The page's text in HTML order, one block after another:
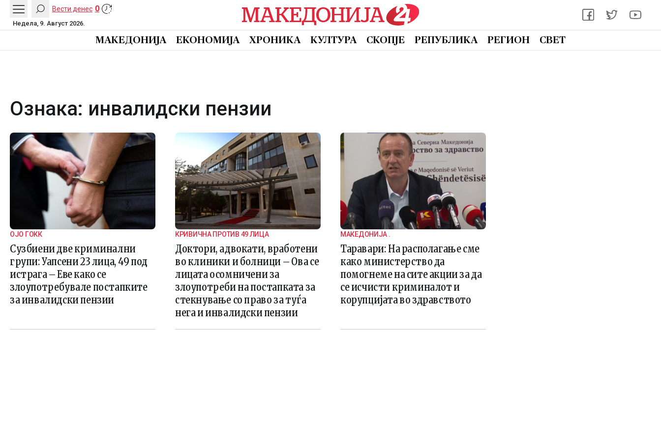
Вести денес 0
Недела, 9. Август 2026.
МАКЕДОНИЈА ЕКОНОМИЈА ХРОНИКА КУЛТУРА СКОПЈЕ РЕПУБЛИКА РЕГИОН СВЕТ
Ознака: инвалидски пензии
ОЈО ГОКК
Сузбиени две криминални
групи: Уапсени 23 лица, 49 под
истрага – Еве како се
злоупотребувале постапките
за инвалидски пензии
КРИВИЧНА ПРОТИВ 49 ЛИЦА
Доктори, адвокати, вработени
во клиники и болници – Ова се
лицата осомничени за
злоупотреби на постапката за
стекнување со право за туѓа
нега и инвалидски пензии
МАКЕДОНИЈА .
Таравари: На располагање сме
како министерство да
помогнеме на сите акции за да
се исчисти криминалот и
корупцијата во здравството